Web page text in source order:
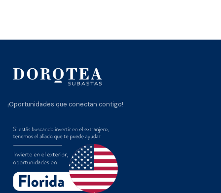
¡Oportunidades que conectan contigo!